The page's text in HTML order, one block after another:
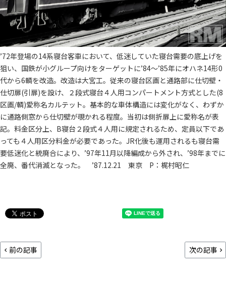
’72年登場の14系寝台客車において、低迷していた寝台需要の底上げを
狙い、国鉄が小グループ向けをターゲットに’84～’85年にオハネ14形0
代から6輌を改造。改造は大宮工。従来の寝台区画と通路部に仕切壁・
仕切扉(引扉)を設け、２段式寝台４人用コンパートメント方式とした(8
区画/輌)愛称名カルテット。基本的な車体構造には変化がなく、わずか
に通路側窓から仕切壁が覗かれる程度。当初は側折扉上に愛称名が表
記。料金区分上、B寝台２段式４人用に規定されるため、定員以下であ
っても４人用区分料金が必要であった。JR化後も運用されるも寝台需
要低迷化と統廃合により、’97年11月以降編成から外され、’98年までに
全廃、番代消滅となった。 ’87.12.21 東京 P：梶村昭仁
前の記事 次の記事